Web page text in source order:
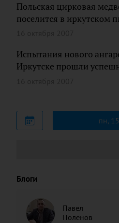
Польская цирковая
поселится в иркутском
Испытания нового
Иркутске прошли
пн,
Блоги
Павел
Поленов